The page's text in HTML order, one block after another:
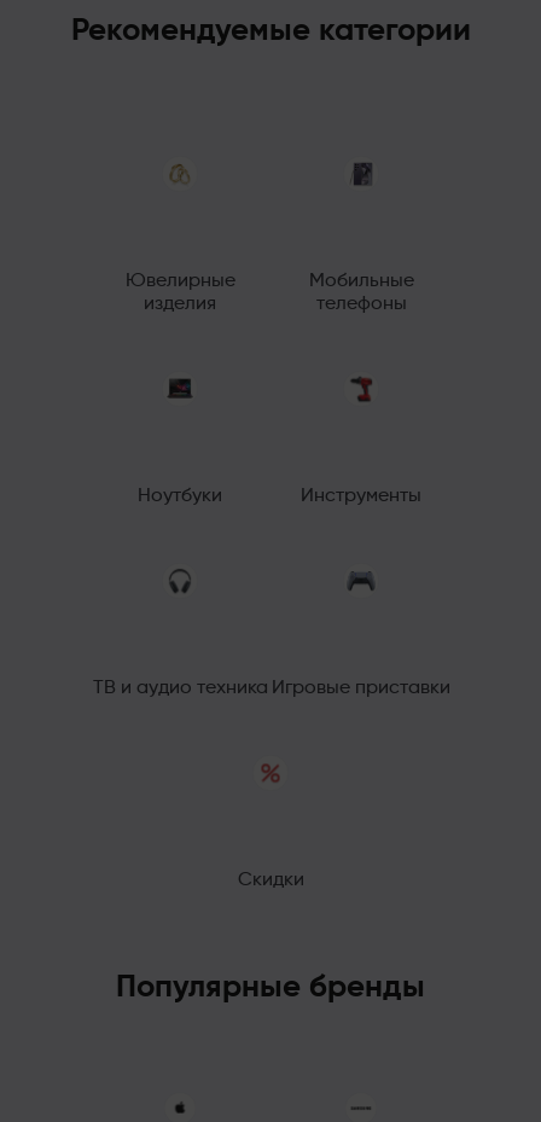
Рекомендуемые категории
Ювелирные
изделия
Мобильные
телефоны
Ноутбуки Инструменты
ТВ и аудио техника Игровые приставки
Скидки
Популярные бренды